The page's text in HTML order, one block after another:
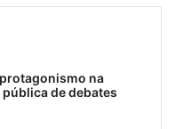
na
de debates